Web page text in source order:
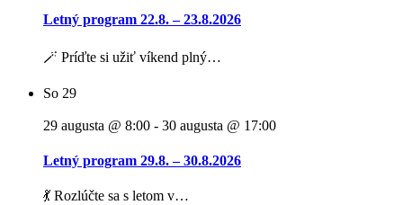
Letný program 22.8. – 23.8.2026
🪄 Príďte si užiť víkend plný…
So 29
29 augusta @ 8:00 - 30 augusta @ 17:00
Letný program 29.8. – 30.8.2026
💃 Rozlúčte sa s letom v…